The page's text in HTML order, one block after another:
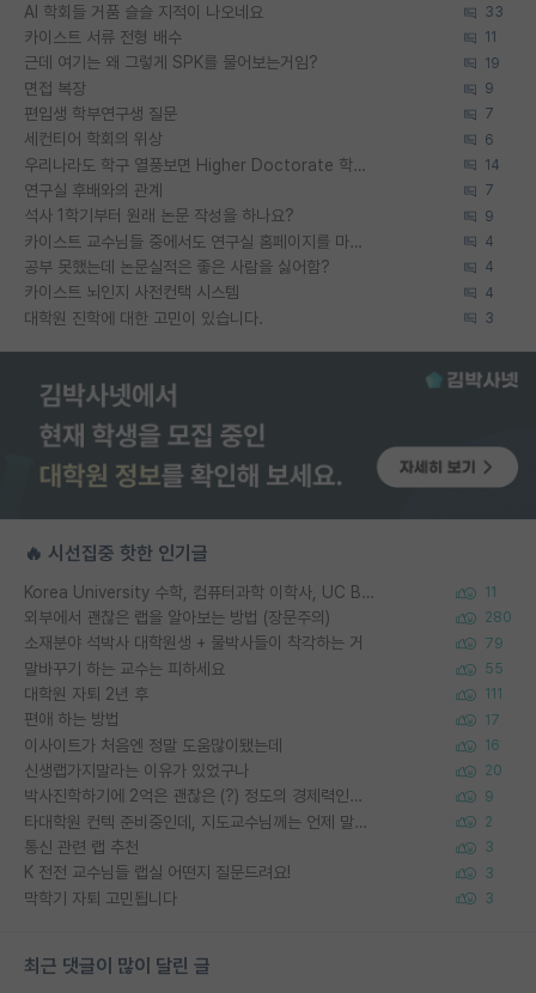
AI 학회들 거품 슬슬 지적이 나오네요 33
카이스트 서류 전형 배수 11
근데 여기는 왜 그렇게 SPK를 물어보는거임? 19
면접 복장 9
편입생 학부연구생 질문 7
세컨티어 학회의 위상 6
우리나라도 학구 열풍보면 Higher Doctorate 학위가 필요하다고 봅니다. 14
연구실 후배와의 관계 7
석사 1학기부터 원래 논문 작성을 하나요? 9
카이스트 교수님들 중에서도 연구실 홈페이지를 마련 안 하신 분들이 계시던데 4
공부 못했는데 논문실적은 좋은 사람을 싫어함? 4
카이스트 뇌인지 사전컨택 시스템 4
대학원 진학에 대한 고민이 있습니다. 3
🔥 시선집중 핫한 인기글
Korea University 수학, 컴퓨터과학 이학사, UC Berkeley 산업공학 대학원 공학박사가 되는 것은 쉽지 않겠죠? 11
외부에서 괜찮은 랩을 알아보는 방법 (장문주의) 280
소재분야 석박사 대학원생 + 물박사들이 착각하는 거 79
말바꾸기 하는 교수는 피하세요 55
대학원 자퇴 2년 후 111
편애 하는 방법 17
이사이트가 처음엔 정말 도움많이됐는데 16
신생랩가지말라는 이유가 있었구나 20
박사진학하기에 2억은 괜찮은 (?) 정도의 경제력인가요 9
타대학원 컨텍 준비중인데, 지도교수님께는 언제 말씀드려야 할까요? 2
통신 관련 랩 추천 3
K 전전 교수님들 랩실 어떤지 질문드려요! 3
막학기 자퇴 고민됩니다 3
최근 댓글이 많이 달린 글